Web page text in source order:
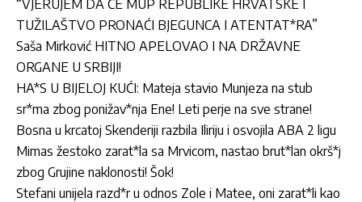
“VJERUJEM DA ĆE MUP REPUBLIKE HRVATSKE I
TUŽILAŠTVO PRONAĆI BJEGUNCA I ATENTAT*RA”
Saša Mirković HITNO APELOVAO I NA DRŽAVNE
ORGANE U SRBIJI!
HA*S U BIJELOJ KUĆI: Mateja stavio Munjeza na stub
sr*ma zbog ponižav*nja Ene! Leti perje na sve strane!
Bosna u krcatoj Skenderiji razbila Iliriju i osvojila ABA 2 ligu
Mimas žestoko zarat*la sa Mrvicom, nastao brut*lan okrš*j
zbog Grujine naklonosti! Šok!
Stefani unijela razd*r u odnos Zole i Matee, oni zarat*li kao